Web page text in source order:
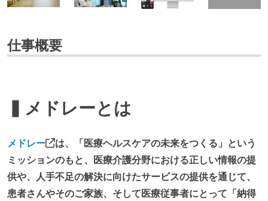
仕事概要
▍メドレーとは
メドレー
は、「医療ヘルスケアの未来をつくる」という
ミッションのもと、医療介護分野における正しい情報の提
供や、人手不足の解決に向けたサービスの提供を通じて、
患者さんやそのご家族、そして医療従事者にとって「納得